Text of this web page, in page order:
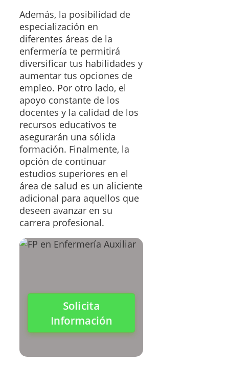
Además, la posibilidad de
especialización en
diferentes áreas de la
enfermería te permitirá
diversificar tus habilidades y
aumentar tus opciones de
empleo. Por otro lado, el
apoyo constante de los
docentes y la calidad de los
recursos educativos te
asegurarán una sólida
formación. Finalmente, la
opción de continuar
estudios superiores en el
área de salud es un aliciente
adicional para aquellos que
deseen avanzar en su
carrera profesional.
Solicita
Información